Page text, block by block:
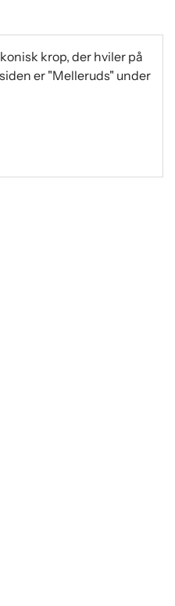
krop, der hviler på
er "Melleruds" under